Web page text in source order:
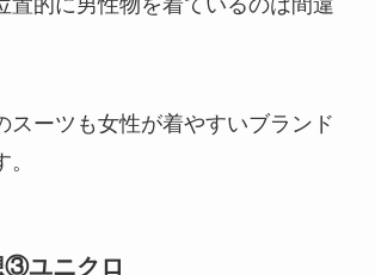
置的に男性物を着ているのは間違
スーツも女性が着やすいブランド
③ユニクロ